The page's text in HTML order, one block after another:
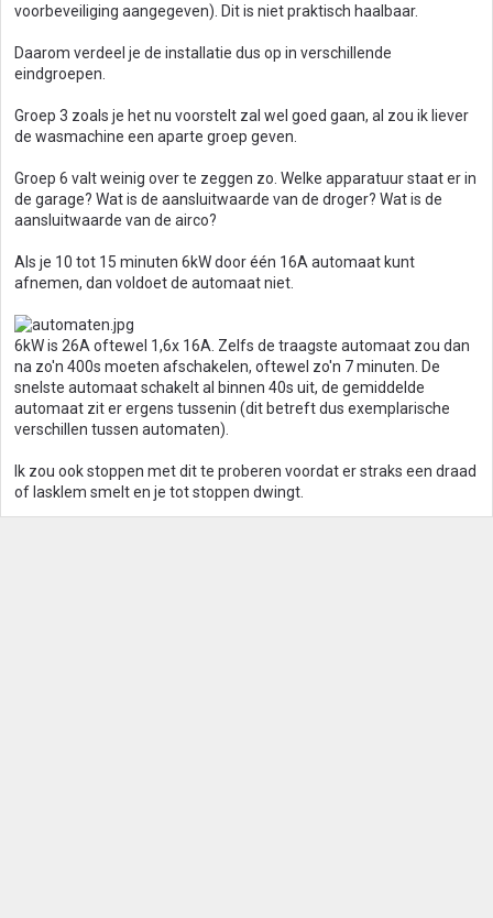
voorbeveiliging aangegeven). Dit is niet praktisch haalbaar.
Daarom verdeel je de installatie dus op in verschillende
eindgroepen.
Groep 3 zoals je het nu voorstelt zal wel goed gaan, al zou ik liever
de wasmachine een aparte groep geven.
Groep 6 valt weinig over te zeggen zo. Welke apparatuur staat er in
de garage? Wat is de aansluitwaarde van de droger? Wat is de
aansluitwaarde van de airco?
Als je 10 tot 15 minuten 6kW door één 16A automaat kunt
afnemen, dan voldoet de automaat niet.
6kW is 26A oftewel 1,6x 16A. Zelfs de traagste automaat zou dan
na zo'n 400s moeten afschakelen, oftewel zo'n 7 minuten. De
snelste automaat schakelt al binnen 40s uit, de gemiddelde
automaat zit er ergens tussenin (dit betreft dus exemplarische
verschillen tussen automaten).
Ik zou ook stoppen met dit te proberen voordat er straks een draad
of lasklem smelt en je tot stoppen dwingt.